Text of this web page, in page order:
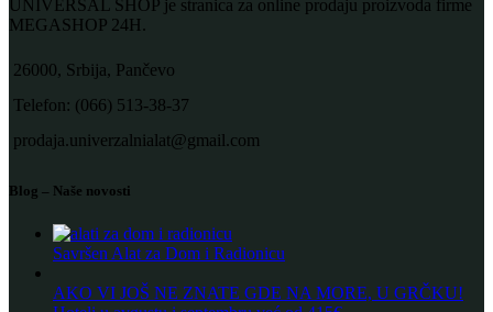
UNIVERSAL SHOP je stranica za online prodaju proizvoda firme
MEGASHOP 24H.
26000, Srbija, Pančevo
Telefon: (066) 513-38-37
prodaja.univerzalnialat@gmail.com
Blog – Naše novosti
Savršen Alat za Dom i Radionicu
AKO VI JOŠ NE ZNATE GDE NA MORE, U GRČKU!